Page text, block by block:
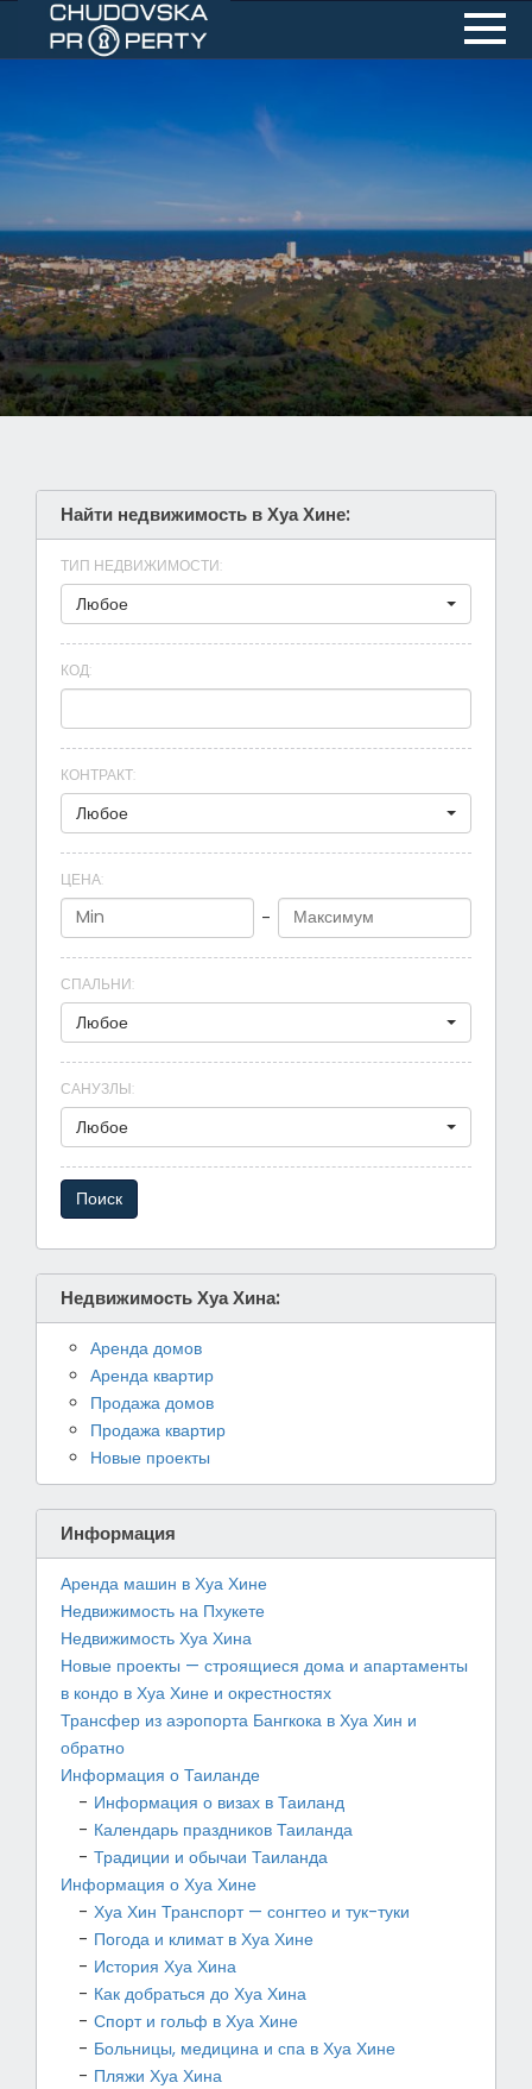
Найти недвижимость в Хуа Хине:
ТИП НЕДВИЖИМОСТИ:
Любое
КОД:
КОНТРАКТ:
Любое
ЦЕНА:
-
СПАЛЬНИ:
Любое
САНУЗЛЫ:
Любое
Недвижимость Хуа Хина:
Аренда домов
Аренда квартир
Продажа домов
Продажа квартир
Новые проекты
Информация
Аренда машин в Хуа Хине
Недвижимость на Пхукете
Недвижимость Хуа Хина
Новые проекты — строящиеся дома и апартаменты
в кондо в Хуа Хине и окрестностях
Трансфер из аэропорта Бангкока в Хуа Хин и
обратно
Информация о Таиланде
Информация о визах в Таиланд
Календарь праздников Таиланда
Традиции и обычаи Таиланда
Информация о Хуа Хине
Хуа Хин Транспорт — сонгтео и тук-туки
Погода и климат в Хуа Хине
История Хуа Хина
Как добраться до Хуа Хина
Спорт и гольф в Хуа Хине
Больницы, медицина и спа в Хуа Хине
Пляжи Хуа Хина